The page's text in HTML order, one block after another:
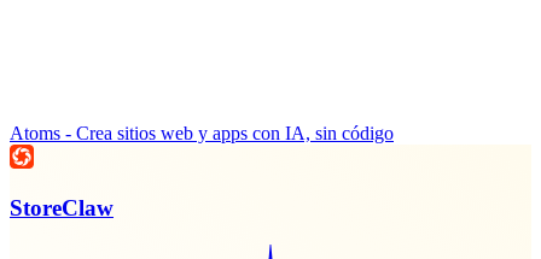
Atoms - Crea sitios web y apps con IA, sin código
StoreClaw